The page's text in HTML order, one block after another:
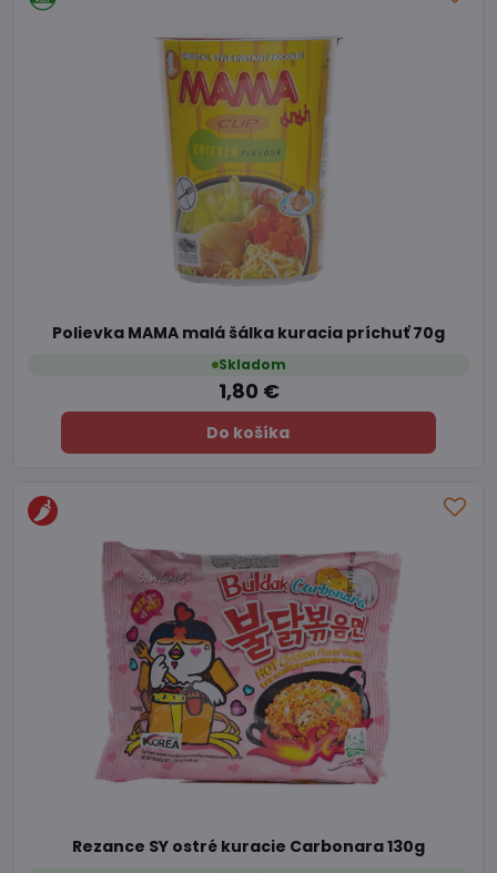
Polievka MAMA malá šálka kuracia príchuť 70g
Skladom
1,80 €
Do košíka
Rezance SY ostré kuracie Carbonara 130g